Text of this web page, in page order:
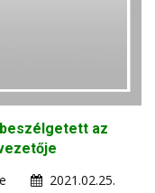
az
2021.02.25.